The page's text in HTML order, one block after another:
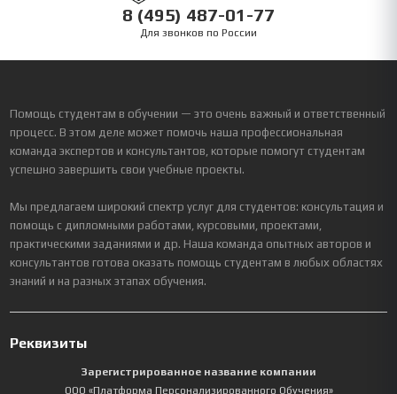
8 (495) 487-01-77
Для звонков по России
Помощь студентам в обучении — это очень важный и ответственный
процесс. В этом деле может помочь наша профессиональная
команда экспертов и консультантов, которые помогут студентам
успешно завершить свои учебные проекты.
Мы предлагаем широкий спектр услуг для студентов: консультация и
помощь с дипломными работами, курсовыми, проектами,
практическими заданиями и др. Наша команда опытных авторов и
консультантов готова оказать помощь студентам в любых областях
знаний и на разных этапах обучения.
Реквизиты
Зарегистрированное название компании
ООО «Платформа Персонализированного Обучения»